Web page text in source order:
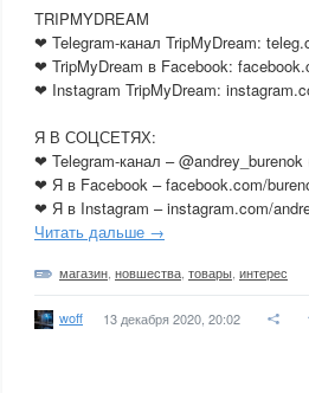
TRIPMYDREAM
❤ Telegram-канал TripMyDream:
❤ TripMyDream в Facebook:
❤ Instagram TripMyDream:
Я В СОЦСЕТЯХ:
❤ Telegram-канал –
❤ Я в Facebook – facebook.com/
❤ Я в Instagram – instagram.com/
Читать дальше →
магазин новшества товары интерес
woff 13 декабря 2020, 20:02